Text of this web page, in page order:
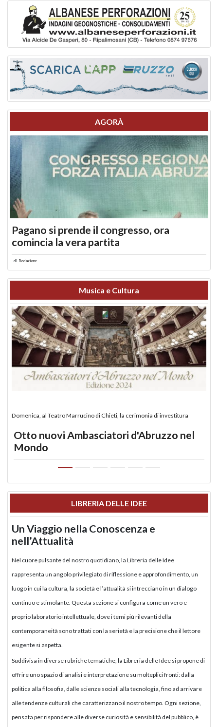
AGORÀ
Pagano si prende il congresso, ora
comincia la vera partita
di Redazione
Musica e Cultura
Domenica, al Teatro Marrucino di Chieti, la cerimonia di investitura
Otto nuovi Ambasciatori d'Abruzzo nel
Mondo
LIBRERIA DELLE IDEE
Un Viaggio nella Conoscenza e
nell’Attualità
Nel cuore pulsante del nostro quotidiano, la Libreria delle Idee
rappresenta un angolo privilegiato di riflessione e approfondimento, un
luogo in cui la cultura, la società e l’attualità si intrecciano in un dialogo
continuo e stimolante. Questa sezione si configura come un vero e
proprio laboratorio intellettuale, dove i temi più rilevanti della
contemporaneità sono trattati con la serietà e la precisione che il lettore
esigente si aspetta.
Suddivisa in diverse rubriche tematiche, la Libreria delle Idee si propone di
offrire uno spazio di analisi e interpretazione su molteplici fronti: dalla
politica alla filosofia, dalle scienze sociali alla tecnologia, fino ad arrivare
alle tendenze culturali che caratterizzano il nostro tempo. Ogni sezione,
pensata per rispondere alle diverse curiosità e sensibilità del pubblico, è